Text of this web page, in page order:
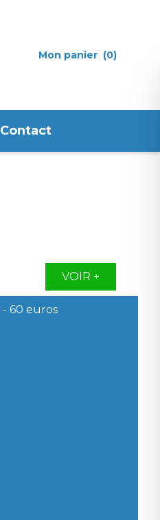
Mon panier (0)
Contact
VOIR +